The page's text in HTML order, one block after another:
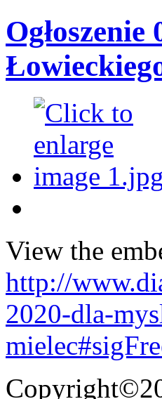
View the
http://
2020-dla-